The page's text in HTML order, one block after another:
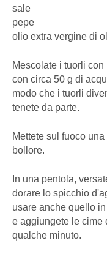
sale
pepe
olio extra vergine di
Mescolate i tuorli
con circa 50 g di
modo che i tuorli
tenete da parte.
Mettete sul fuoco
bollore.
In una pentola,
dorare lo spicchio
usare anche quello
e aggiungete le cime
qualche minuto.